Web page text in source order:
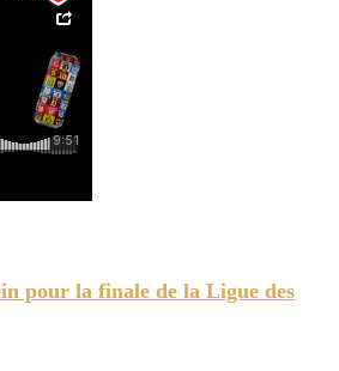
pour la finale de la Ligue des